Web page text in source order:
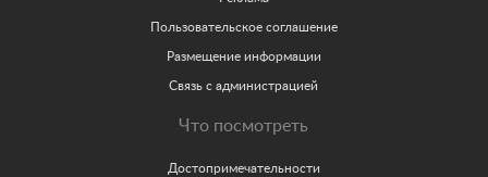
Пользовательское соглашение
Размещение информации
Связь с администрацией
Что посмотреть
Достопримечательности